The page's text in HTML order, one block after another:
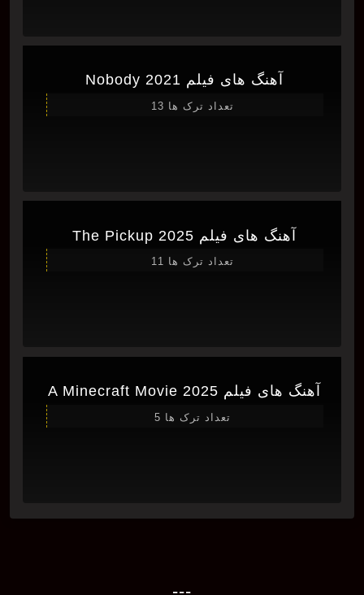
آهنگ های فیلم Nobody 2021
تعداد ترک ها 13
آهنگ های فیلم The Pickup 2025
تعداد ترک ها 11
آهنگ های فیلم A Minecraft Movie 2025
تعداد ترک ها 5